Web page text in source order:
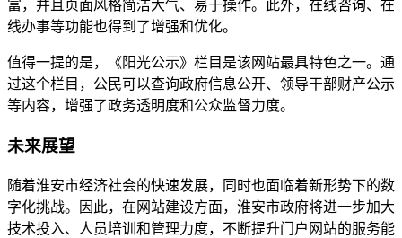
富，并且页面风格简洁大气、易于操作。此外，在线咨询、在
线办事等功能也得到了增强和优化。
值得一提的是，《阳光公示》栏目是该网站最具特色之一。通
过这个栏目，公民可以查询政府信息公开、领导干部财产公示
等内容，增强了政务透明度和公众监督力度。
未来展望
随着淮安市经济社会的快速发展，同时也面临着新形势下的数
字化挑战。因此，在网站建设方面，淮安市政府将进一步加大
技术投入、人员培训和管理力度，不断提升门户网站的服务能